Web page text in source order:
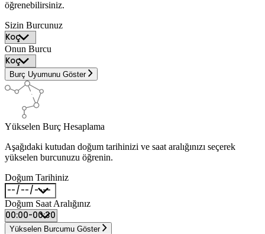
öğrenebilirsiniz.
Sizin Burcunuz
Onun Burcu
Burç Uyumunu Göster
Yükselen Burç Hesaplama
Aşağıdaki kutudan doğum tarihinizi ve saat aralığınızı seçerek
yükselen burcunuzu öğrenin.
Doğum Tarihiniz
Doğum Saat Aralığınız
Yükselen Burcumu Göster